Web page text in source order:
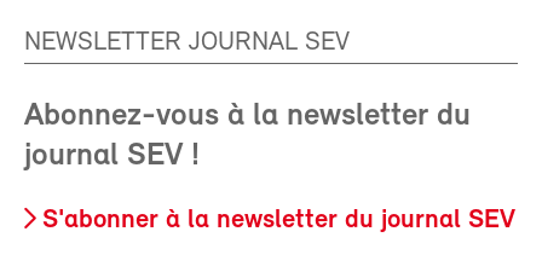
NEWSLETTER JOURNAL SEV
Abonnez-vous à la newsletter du
journal SEV !
S'abonner à la newsletter du journal SEV